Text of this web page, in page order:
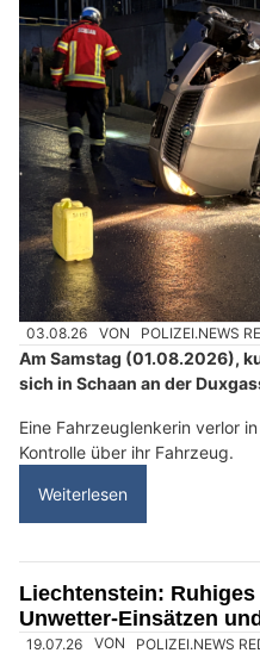
03.08.26 VON POLIZEI.NEWS
Am Samstag (01.08.2026),
sich in Schaan an der
Eine Fahrzeuglenkerin verlor
Kontrolle über ihr Fahrzeug.
Weiterlesen
Liechtenstein:
Unwetter-Einsätzen
19.07.26 VON POLIZEI.NEWS